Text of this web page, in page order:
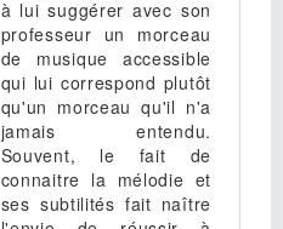
à lui suggérer avec son
professeur un morceau
de musique accessible
qui lui correspond plutôt
qu'un morceau qu'il n'a
jamais entendu.
Souvent, le fait de
connaitre la mélodie et
ses subtilités fait naître